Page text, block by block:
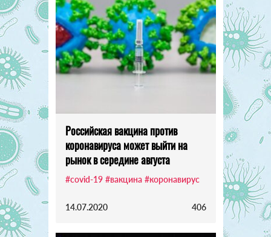
Российская вакцина против
коронавируса может выйти на
рынок в середине августа
#covid-19 #вакцина #коронавирус
14.07.2020 406